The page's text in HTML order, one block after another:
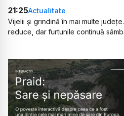
21:25Actualitate
Vijelii și grindină în mai multe
reduce, dar furtunile continuă